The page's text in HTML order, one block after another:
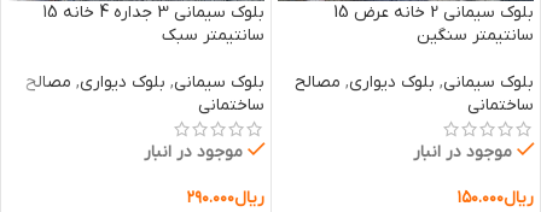
بلوک سیمانی 2 خانه عرض 15
سانتیمتر سنگین
بلوک سیمانی, بلوک دیواری, مصالح
ساختمانی
موجود در انبار
ریال۱۵۰.۰۰۰
بلوک سیمانی 3 جداره 4 خانه 15
سانتیمتر سبک
بلوک سیمانی, بلوک دیواری, مصالح
ساختمانی
موجود در انبار
ریال۲۹۰.۰۰۰